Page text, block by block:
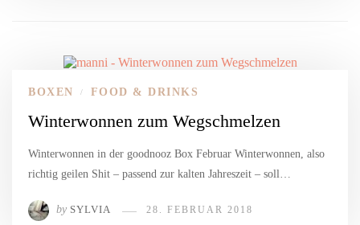
BOXEN / FOOD & DRINKS
Winterwonnen zum Wegschmelzen
Winterwonnen in der goodnooz Box Februar Winterwonnen, also
richtig geilen Shit – passend zur kalten Jahreszeit – soll…
by SYLVIA 28. FEBRUAR 2018